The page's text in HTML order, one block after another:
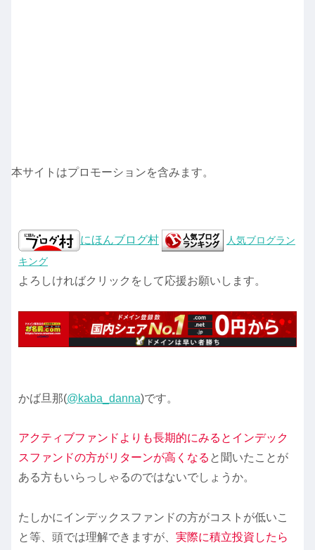
本サイトはプロモーションを含みます。
にほんブログ村
人気ブログラン
キング
よろしければクリックをして応援お願いします。
かば旦那(@kaba_danna)です。
アクティブファンドよりも長期的にみるとインデック
スファンドの方がリターンが高くなる と聞いたことが
ある方もいらっしゃるのではないでしょうか。
たしかにインデックスファンドの方がコストが低いこ
と等、頭では理解できますが、 実際に積立投資したら